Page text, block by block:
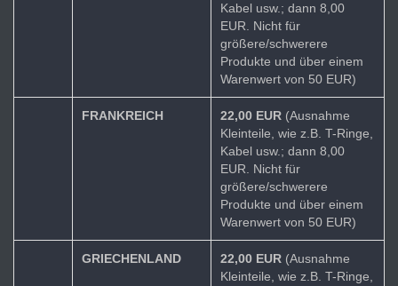
Kabel usw.; dann 8,00
EUR. Nicht für
größere/schwerere
Produkte und über einem
Warenwert von 50 EUR)
FRANKREICH 22,00 EUR (Ausnahme
Kleinteile, wie z.B. T-Ringe,
Kabel usw.; dann 8,00
EUR. Nicht für
größere/schwerere
Produkte und über einem
Warenwert von 50 EUR)
GRIECHENLAND 22,00 EUR (Ausnahme
Kleinteile, wie z.B. T-Ringe,